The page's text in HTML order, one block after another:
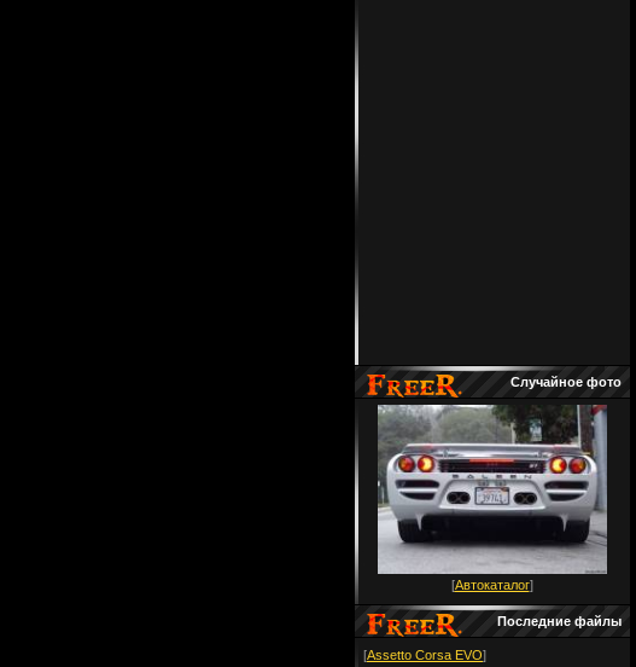
Случайное фото
[Автокаталог]
Последние файлы
[Assetto Corsa EVO]